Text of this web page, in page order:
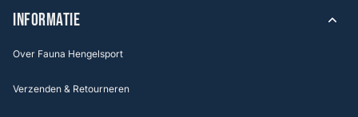
INFORMATIE
Over Fauna Hengelsport
Verzenden & Retourneren